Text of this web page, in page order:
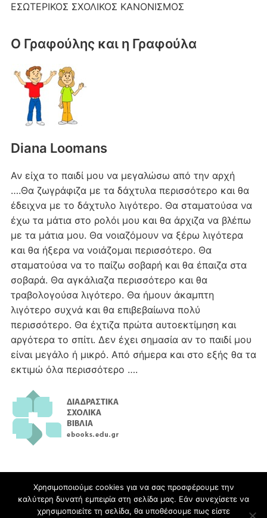
ΕΣΩΤΕΡΙΚΟΣ ΣΧΟΛΙΚΟΣ ΚΑΝΟΝΙΣΜΟΣ
Ο Γραφούλης και η Γραφούλα
Diana Loomans
Αν είχα το παιδί μου να μεγαλώσω από την αρχή
….Θα ζωγράφιζα με τα δάχτυλα περισσότερο και θα
έδειχνα με το δάχτυλο λιγότερο. Θα σταματούσα να
έχω τα μάτια στο ρολόι μου και θα άρχιζα να βλέπω
με τα μάτια μου. Θα νοιαζόμουν να ξέρω λιγότερα
και θα ήξερα να νοιάζομαι περισσότερο. Θα
σταματούσα να το παίζω σοβαρή και θα έπαιζα στα
σοβαρά. Θα αγκάλιαζα περισσότερο και θα
τραβολογούσα λιγότερο. Θα ήμουν άκαμπτη
λιγότερο συχνά και θα επιβεβαίωνα πολύ
περισσότερο. Θα έχτιζα πρώτα αυτοεκτίμηση και
αργότερα το σπίτι. Δεν έχει σημασία αν το παιδί μου
είναι μεγάλο ή μικρό. Από σήμερα και στο εξής θα τα
εκτιμώ όλα περισσότερο ….
blogs.sch.gr
Χρησιμοποιούμε cookies για να σας προσφέρουμε την
καλύτερη δυνατή εμπειρία στη σελίδα μας. Εάν συνεχίσετε να
χρησιμοποιείτε τη σελίδα, θα υποθέσουμε πως είστε